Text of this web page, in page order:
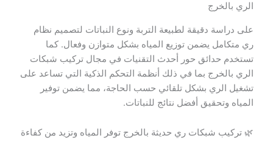
الري بالخرج
على دراسة دقيقة لطبيعة التربة ونوع النباتات لتصميم نظام
ري متكامل يضمن توزيع المياه بشكل متوازن وفعال. كما
تستخدم حدائق حور أحدث التقنيات في مجال تركيب شبكات
الري بالخرج بما في ذلك أنظمة التحكم الذكية التي تساعد على
تشغيل الري بشكل تلقائي حسب الحاجة، مما يضمن توفير
المياه وتحقيق أفضل نتائج للنباتات.
🌿 تركيب شبكات ري حديثة بالخرج توفر المياه وتزيد من كفاءة